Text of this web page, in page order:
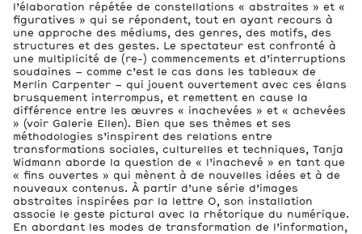
l’élaboration répétée de constellations « abstraites » et «
figuratives » qui se répondent, tout en ayant recours à
une approche des médiums, des genres, des motifs, des
structures et des gestes. Le spectateur est confronté à
une multiplicité de (re-) commencements et d’interruptions
soudaines – comme c’est le cas dans les tableaux de
Merlin Carpenter – qui jouent ouvertement avec ces élans
brusquement interrompus, et remettent en cause la
différence entre les œuvres « inachevées » et « achevées
» (voir Galerie Ellen). Bien que ses thèmes et ses
méthodologies s’inspirent des relations entre
transformations sociales, culturelles et techniques, Tanja
Widmann aborde la question de « l’inachevé » en tant que
« fins ouvertes » qui mènent à de nouvelles idées et à de
nouveaux contenus. À partir d’une série d’images
abstraites inspirées par la lettre O, son installation
associe le geste pictural avec la rhétorique du numérique.
En abordant les modes de transformation de l’information,